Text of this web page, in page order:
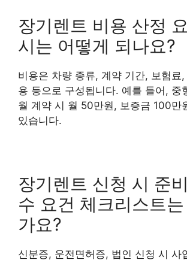
장기렌트 비용 산정
시는 어떻게 되나요?
비용은 차량 종류, 계약 기간, 보험료,
용 등으로 구성됩니다. 예를 들어, 중
월 계약 시 월 50만원, 보증금 100만
있습니다.
장기렌트 신청 시 준
수 요건 체크리스트
가요?
신분증, 운전면허증, 법인 신청 시 사